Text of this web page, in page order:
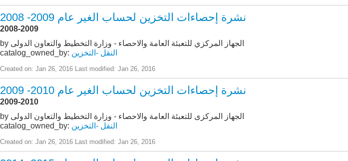
نشرة إحصاءات التخزين لحساب الغير عام 2009- 2008
2008-2009
by الجهاز المركزي للتعبئة العامة والاحصاء - وزارة التخطيط والتعاون الدولى
catalog_owned_by: النقل -التخزين
Created on: Jan 26, 2016 Last modified: Jan 26, 2016
نشرة إحصاءات التخزين لحساب الغير عام 2010- 2009
2009-2010
by الجهاز المركزى للتعبئة العامة والاحصاء - وزارة التخطيط والتعاون الدولى
catalog_owned_by: النقل -التخزين
Created on: Jan 26, 2016 Last modified: Jan 26, 2016